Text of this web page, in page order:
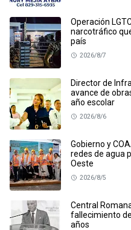
Operación
narcotráfico
país
2026/8/7
Director de
avance de
año escolar
2026/8/6
Gobierno y
redes de agua
Oeste
2026/8/5
Central
fallecimiento
años